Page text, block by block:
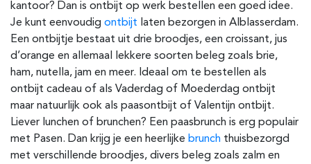
kantoor? Dan is ontbijt op werk bestellen een goed idee.
Je kunt eenvoudig ontbijt laten bezorgen in Alblasserdam.
Een ontbijtje bestaat uit drie broodjes, een croissant, jus
d’orange en allemaal lekkere soorten beleg zoals brie,
ham, nutella, jam en meer. Ideaal om te bestellen als
ontbijt cadeau of als Vaderdag of Moederdag ontbijt
maar natuurlijk ook als paasontbijt of Valentijn ontbijt.
Liever lunchen of brunchen? Een paasbrunch is erg populair
met Pasen. Dan krijg je een heerlijke brunch thuisbezorgd
met verschillende broodjes, divers beleg zoals zalm en